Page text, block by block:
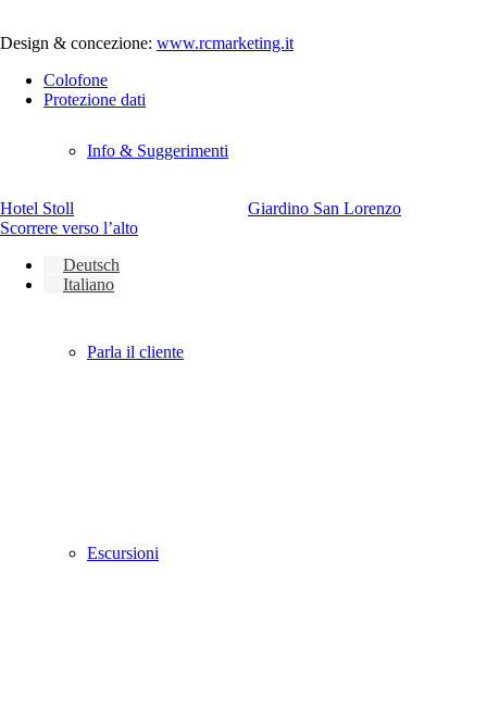
Info & Suggerimenti
Parla il cliente
Escursioni
Design & concezione: www.rcmarketing.it
Colofone
Protezione dati
Hotel Stoll
Giardino San Lorenzo
Scorrere verso l’alto
Deutsch
Italiano